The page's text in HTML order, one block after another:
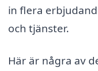
in flera
och tjänster.
Här är några av